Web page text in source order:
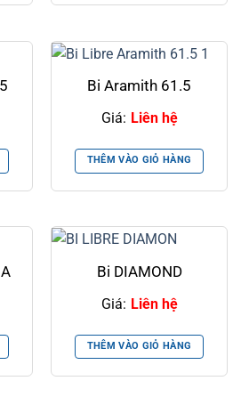
Bi Aramith 61.5
Giá: Liên hệ
THÊM VÀO GIỎ HÀNG
Bi DIAMOND
Giá: Liên hệ
THÊM VÀO GIỎ HÀNG